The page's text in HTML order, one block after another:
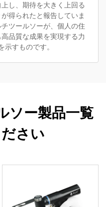
し、期待を大きく上回る
得られたと報告していま
ツールソーが、個人の住
品質な成果を実現する力
示すものです。
ソー製品一覧
さい